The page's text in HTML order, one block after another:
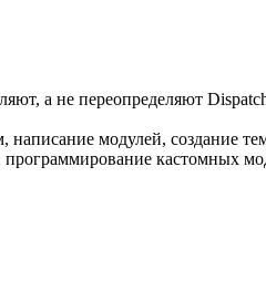
а не переопределяют
модулей, создание
кастомных